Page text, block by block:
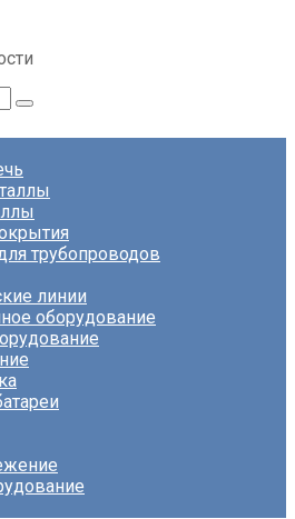
трубопроводов
линии
оборудование